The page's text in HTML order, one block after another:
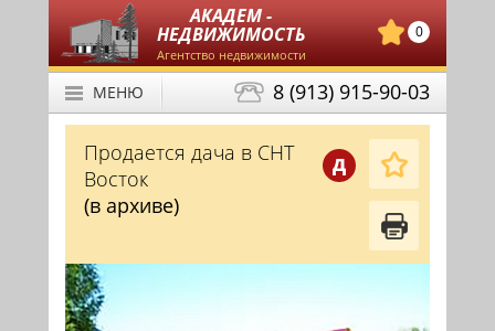
АКАДЕМ -
НЕДВИЖИМОСТЬ
Агентство недвижимости
0
8 (913) 915-90-03
МЕНЮ
Д
Продается дача в СНТ
Восток
(в архиве)